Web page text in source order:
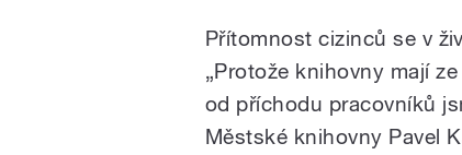
Přítomnost cizinců se v
„Protože knihovny mají
od příchodu pracovníků
Městské knihovny Pavel